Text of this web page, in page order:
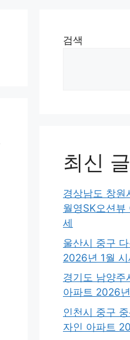
검색
최신 글
경상남도 창원
월영SK오션
세
울산시 중구
2026년 1월 시
경기도 남양
아파트 2026
인천시 중구
자인 아파트